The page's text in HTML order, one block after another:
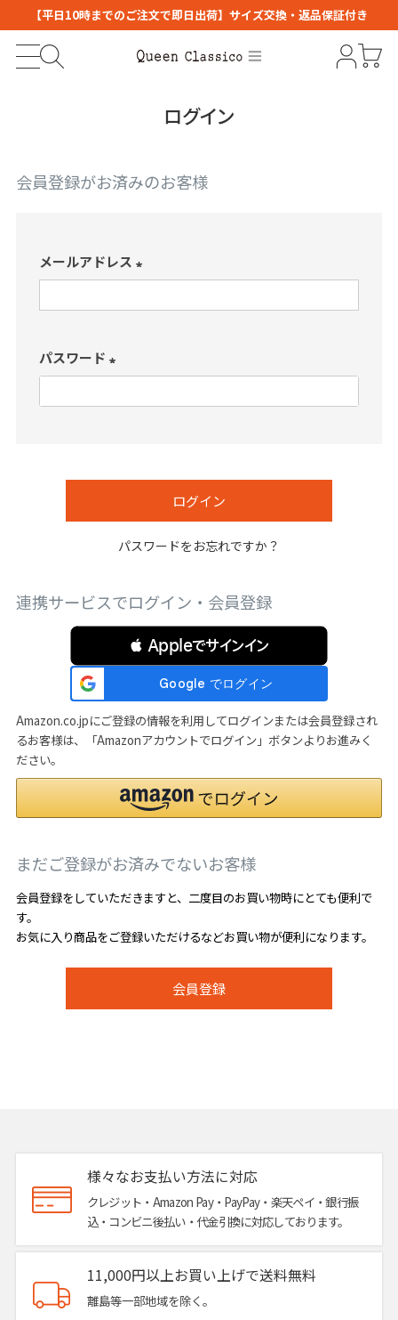
【平日10時までのご注文で即日出荷】サイズ交換・返品保証付き
ログイン
会員登録がお済みのお客様
メールアドレス
必
パスワード
必
ログイン
パスワードをお忘れですか？
連携サービスでログイン・会員登録
 Appleでサインイン
Amazon.co.jpにご登録の情報を利用してログインまたは会員登録され
るお客様は、「Amazonアカウントでログイン」ボタンよりお進みく
ださい。
まだご登録がお済みでないお客様
会員登録をしていただきますと、二度目のお買い物時にとても便利で
す。
お気に入り商品をご登録いただけるなどお買い物が便利になります。
会員登録
様々なお支払い方法に対応
クレジット・Amazon Pay・PayPay・楽天ペイ・銀行振
込・コンビニ後払い・代金引換に対応しております。
11,000円以上お買い上げで送料無料
離島等一部地域を除く。